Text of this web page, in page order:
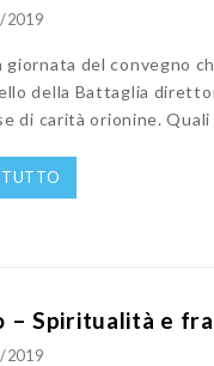
2019
giornata del convegno
della Battaglia
di carità orionine.
TUTTO
– Spiritualità e
2019